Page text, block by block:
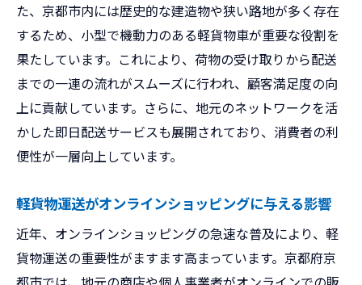
た、京都市内には歴史的な建造物や狭い路地が多く存在
するため、小型で機動力のある軽貨物車が重要な役割を
果たしています。これにより、荷物の受け取りから配送
までの一連の流れがスムーズに行われ、顧客満足度の向
上に貢献しています。さらに、地元のネットワークを活
かした即日配送サービスも展開されており、消費者の利
便性が一層向上しています。
軽貨物運送がオンラインショッピングに与える影響
近年、オンラインショッピングの急速な普及により、軽
貨物運送の重要性がますます高まっています。京都府京